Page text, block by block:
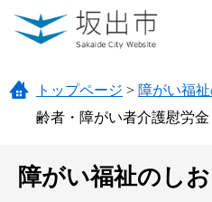
ページの先頭です。
メニューを飛ばして本文へ
トップページ > 障がい福
齢者・障がい者介護慰労金
障がい福祉のしお